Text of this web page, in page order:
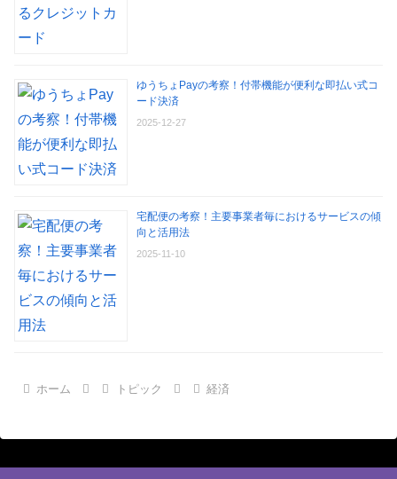
ゆうちょPayの考察！付帯機能が便利な即払い式コ
ード決済
2025-12-27
宅配便の考察！主要事業者毎におけるサービスの傾
向と活用法
2025-11-10
ホーム トピック 経済